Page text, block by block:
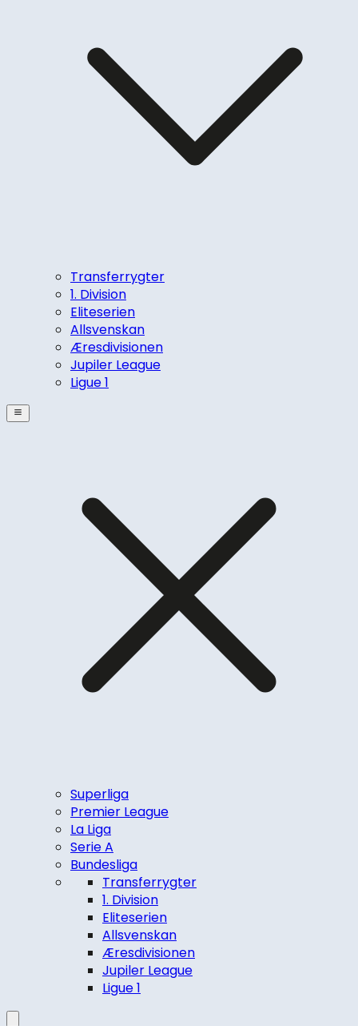
Transferrygter
1. Division
Eliteserien
Allsvenskan
Æresdivisionen
Jupiler League
Ligue 1
Superliga
Premier League
La Liga
Serie A
Bundesliga
Transferrygter
1. Division
Eliteserien
Allsvenskan
Æresdivisionen
Jupiler League
Ligue 1